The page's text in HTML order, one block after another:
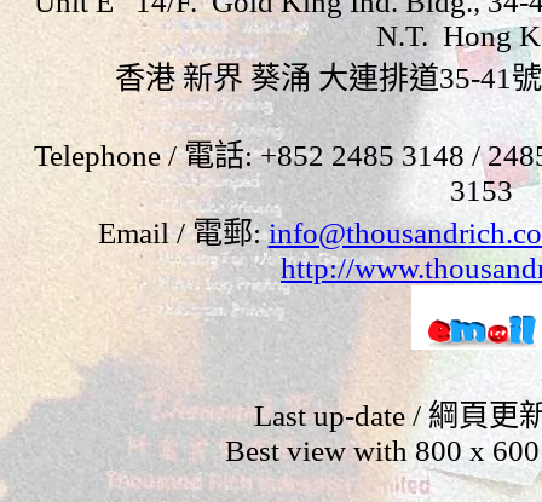
N.T. Hong
香港 新界 葵涌 大連排道35-41號
Telephone /電話: +852 2485 3148 /
3153
Email / 電郵:
http://
Last up-date / 綱頁更
Best view with 800 x